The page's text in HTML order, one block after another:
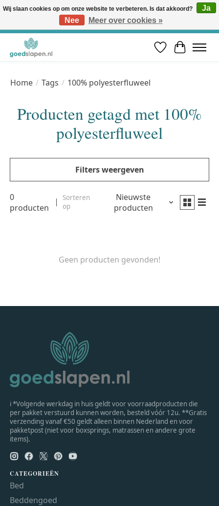
Vóór 12u besteld, volgende werkdag in huis* | Gratis verzending vanaf €50 | Professioneel slaapadvies
Verlanglijst
Home / Tags / 100% polyesterfluweel
Producten getagd met 100%
polyesterfluweel
Filters weergeven
0
producten
Sorteren
op
Nieuwste
producten
Geen producten gevonden!
ℹ *Volgende werkdag in huis geldt voor voorraadproducten die
per pakket verstuurd kunnen worden, besteld vóór 12u. **Gratis
verzending vanaf €50 geldt alleen binnen Nederland en voor
pakketpost (niet voor boxsprings, matrassen en andere grote
items).
CATEGORIEËN
Bed
Beddengoed
Wij slaan cookies op om onze website te verbeteren. Is dat akkoord?
Ja
Nee
Meer over cookies »